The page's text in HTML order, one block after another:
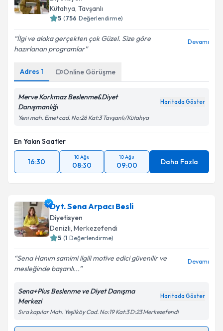
Kütahya, Tavşanlı
5 (756 Değerlendirme)
İlgi ve alaka gerçekten çok Güzel. Size göre
hazırlanan programlar
Devamı
Adres 1 Online Görüşme
Merve Korkmaz Beslenme&Diyet
Danışmanlığı
Haritada Göster
Yeni mah. Emet cad. No:26 Kat:3 Tavşanlı/Kütahya
En Yakın Saatler
16:30
10 Ağu
08:30
10 Ağu
09:00 Daha Fazla
Dyt. Sena Arpacı Besli
Diyetisyen
Denizli, Merkezefendi
5 (1 Değerlendirme)
Sena Hanım samimi ilgili motive edici güvenilir ve
mesleğinde başarılı...
Devamı
Sena+Plus Beslenme ve Diyet Danışma
Merkezi
Haritada Göster
Sıra kapılar Mah. Yeşilköy Cad. No:19 Kat:3 D:23 Merkezefendi